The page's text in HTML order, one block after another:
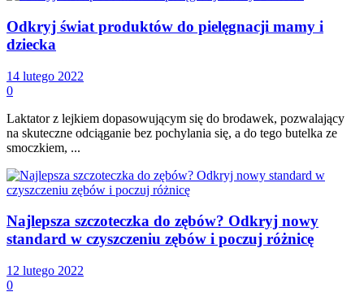
Odkryj świat produktów do pielęgnacji mamy i
dziecka
14 lutego 2022
0
Laktator z lejkiem dopasowującym się do brodawek, pozwalający
na skuteczne odciąganie bez pochylania się, a do tego butelka ze
smoczkiem, ...
Najlepsza szczoteczka do zębów? Odkryj nowy
standard w czyszczeniu zębów i poczuj różnicę
12 lutego 2022
0